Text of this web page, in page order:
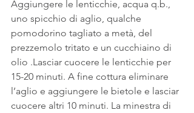
Aggiungere le lenticchie, acqua q.b.,
uno spicchio di aglio, qualche
pomodorino tagliato a metà, del
prezzemolo tritato e un cucchiaino di
olio .Lasciar cuocere le lenticchie per
15-20 minuti. A fine cottura eliminare
l’aglio e aggiungere le bietole e lasciar
cuocere altri 10 minuti. La minestra di